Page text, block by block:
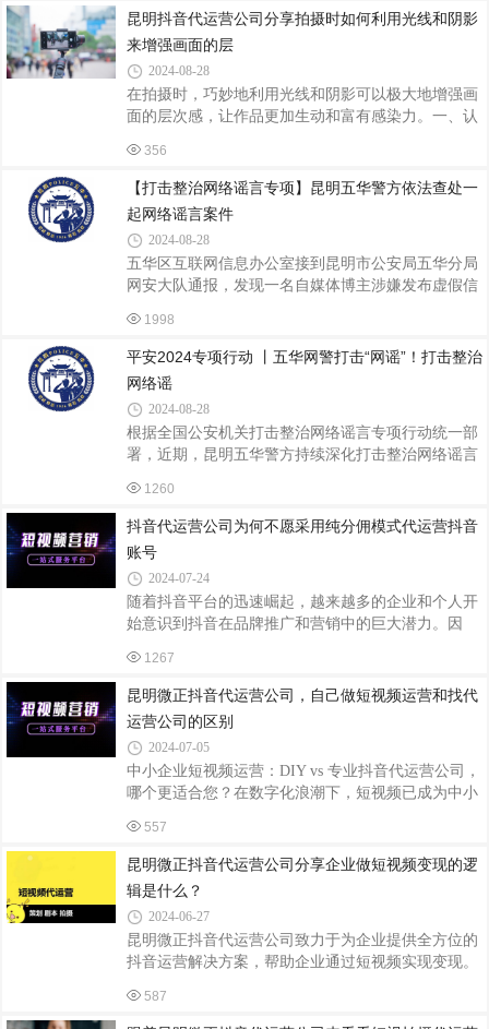
查发现，近日有部分网民在社交软件内发布不实信息
称“太原政府在桥上设置警示标语：珍爱生命，禁止
跳河，违者罚款1000元”的不实言论。五华警方高度
重视，立即对发布者开展调查，并传唤发布者张某到
案接受调查。经查，张某于某抖音大v上看到关于山
西跳桥罚款1000元的新闻，并将该条新闻以“山西跳
桥罚款1000元”为大纲生成相应文案，将该条视
昆明抖音代运营公司分享拍摄时如何利用光线和阴影
来增强画面的层
2024-08-28
在拍摄时，巧妙地利用光线和阴影可以极大地增强画
面的层次感，让作品更加生动和富有感染力。一、认
此时的光线角度低，色彩温暖，能产生长长的影子，
为画面增添戏剧性和层次感。例如拍摄风景时，低角
度的阳光可以照亮山峰的一侧，而另一侧则处于阴影
中，形成强烈的明暗对比，凸显出山脉的立体感。
（2）中午的阳光：虽然光线较为强烈，但可以利用
其高对比度来创造简洁而有力的画面。例如拍摄沙漠
场景时，强烈的阳光会使沙丘的阴影更加明显，突出
沙丘的纹理和形状。（3）阴天的漫射光：阴天时，
356
【打击整治网络谣言专项】昆明五华警方依法查处一
起网络谣言案件
2024-08-28
五华区互联网信息办公室接到昆明市公安局五华分局
网安大队通报，发现一名自媒体博主涉嫌发布虚假信
假谣言后，昆明市公安局五华分局联合五华区委网信
办对该博主下发了约谈通知书，并于近日对该博主进
行了联合约谈。约谈中，昆明市公安局五华分局网安
大队民警和五华区互联网信息办公室工作人员分别结
合《中华人民共和国治安管理处罚法》《网络信息内
容生态治理规定》等法律法规，指出该博主在其公众
号上将外地车祸视频造谣为云南发生车祸，影响恶
劣，扰乱了互联网信息传播秩序，要求该公众号
1998
平安2024专项行动 丨五华网警打击“网谣”！打击整治
网络谣
2024-08-28
根据全国公安机关打击整治网络谣言专项行动统一部
署，近期，昆明五华警方持续深化打击整治网络谣言
境。昆明五华警方对发布者开展调查，并传唤发布者
赵某到案接受询问。经查，赵某于近日在抖音发
布“救护车会有假的，有人会利用假救护车进行诈骗
和拐卖”的不实信息。赵某承认为吸粉引流，通过快
手平台收集了相关素材，并使用自己的抖音号进行转
载。经于法制部门商讨，因赵某涉嫌散布谣言扰乱公
共秩序，但行为情节轻微，根据治安管理处罚法对违
法行为人赵某处以罚款200元的处罚。法条链接根据
1260
抖音代运营公司为何不愿采用纯分佣模式代运营抖音
账号
2024-07-24
随着抖音平台的迅速崛起，越来越多的企业和个人开
始意识到抖音在品牌推广和营销中的巨大潜力。因
提升品牌影响力和销售业绩的重要选择。然而，在代
运营的合作模式中，纯分佣模式却往往不是代运营公
司的首选，这背后有着多方面的原因。一、分佣模式
的不确定性纯分佣模式意味着代运营公司仅从客户账
号的盈利中抽取一定比例作为服务费用。然而，抖音
账号的盈利受多种因素影响，包括但不限于内容质
量、粉丝互动、广告投放效果等。这些因素的不可控
性使得代运营公司面临巨大的盈利不确定性。如果
1267
昆明微正抖音代运营公司，自己做短视频运营和找代
运营公司的区别
2024-07-05
中小企业短视频运营：DIY vs 专业抖音代运营公司，
哪个更适合您？在数字化浪潮下，短视频已成为中小
一平台，凭借其庞大的用户基数和高度活跃的社区氛
围，成为了众多企业竞相入驻的热门选择。然而，面
对短视频运营的广阔蓝海，中小企业常常面临一个抉
择：是自行组建团队进行短视频运营，还是寻求专业
的抖音代运营公司合作？本文将从几个维度深入探讨
这两者之间的区别，帮助企业找到最适合自己的发展
路径。1. 专业性与效率DIY运营：中小企业自行运营
短视频，虽然能够更直接地掌握内容创作与发
557
昆明微正抖音代运营公司分享企业做短视频变现的逻
辑是什么？
2024-06-27
昆明微正抖音代运营公司致力于为企业提供全方位的
抖音运营解决方案，帮助企业通过短视频实现变现。
点：内容等于流量：对于短视频平台而言，内容的质
587